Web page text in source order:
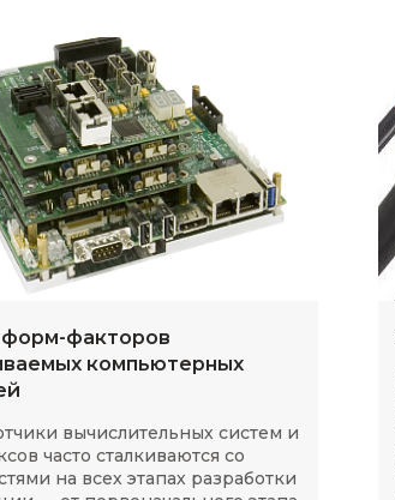
факторов
компьютерных
вычислительных систем и
часто сталкиваются со
на всех этапах разработки